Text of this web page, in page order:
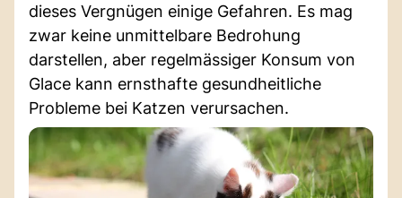
dieses Vergnügen einige Gefahren. Es mag
zwar keine unmittelbare Bedrohung
darstellen, aber regelmässiger Konsum von
Glace kann ernsthafte gesundheitliche
Probleme bei Katzen verursachen.